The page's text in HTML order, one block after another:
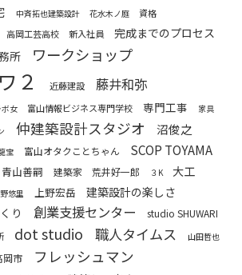
中斉拓也建築設計 花水木ノ庭 資格
高岡工芸高校 新入社員
完成までのプロセス
所
ワークショップ
２ 近藤建設 藤井和弥
ボ女 富山情報ビジネス専門学校 専門工事 家具
仲建築設計スタジオ 沼俊之
宝 富山オタクことちゃん SCOP TOYAMA
青山善嗣 建築家 荒井好一郎 ３K 大工
悠里 上野宏岳 建築設計の楽しさ
り 創業支援センター studio SHUWARI
dot studio 職人タイムス 山田哲也
岡市 フレッシュマン